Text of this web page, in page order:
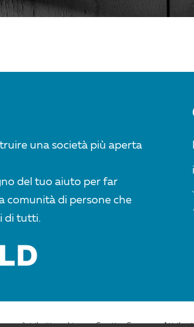
una società più aperta
del tuo aiuto per far
comunità di persone che
di tutti.